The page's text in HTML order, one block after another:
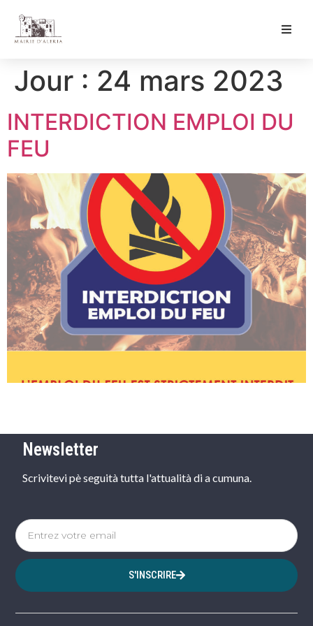
Jour : 24 mars 2023
INTERDICTION EMPLOI DU
FEU
Newsletter
Scrivitevi pè seguità tutta l'attualità di a cumuna.
S'INSCRIRE